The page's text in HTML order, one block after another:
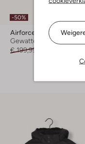
-50%
Airforce
Gewatteerde jas
€ 199,99